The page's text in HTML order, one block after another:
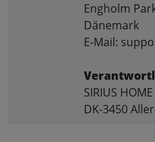
Engholm
Dänemark
E-Mail:
SIRIUS
DK-3450